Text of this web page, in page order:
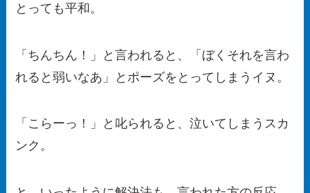
とっても平和。
「ちんちん！」と言われると、「ぼくそれを言わ
れると弱いなあ」とポーズをとってしまうイヌ。
「こらーっ！」と叱られると、泣いてしまうスカ
ンク。